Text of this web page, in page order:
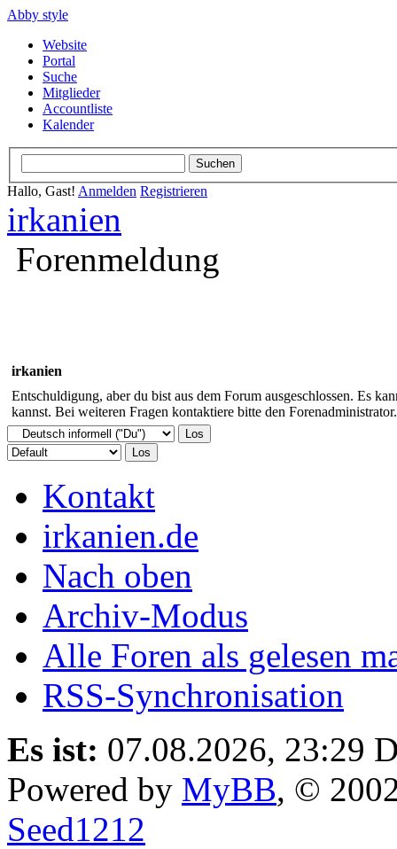
Abby style
Website
Portal
Suche
Mitglieder
Accountliste
Kalender
Hallo, Gast! Anmelden Registrieren
irkanien
Forenmeldung
irkanien
Entschuldigung, aber du bist aus dem Forum ausgeschlossen. Es
kannst. Bei weiteren Fragen kontaktiere bitte den Forenadministrator.
Kontakt
irkanien.de
Nach oben
Archiv-Modus
Alle Foren als gelesen
RSS-Synchronisation
Es ist: 07.08.2026, 23:29
Powered by MyBB, ©
Seed1212